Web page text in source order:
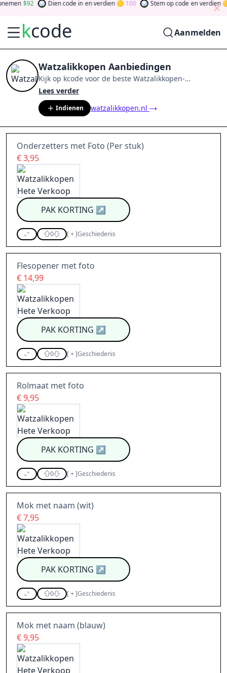
92 Dien code in en verdien 100 Stem op code en verdien
kcode Aanmelden
Watzalikkopen Aanbiedingen
Kijk op kcode voor de beste Watzalikkopen-
aanbiedingen van
community en verdien tokens door bij te dragen via
stemmen, testen, delen en meer. Drehen Sie den
Glücksklee und gewinnen Sie Geld
Lees verder
Indienen watzalikkopen.nl
Onderzetters met Foto (Per stuk)
€ 3,95
PAK KORTING ↗
0 [+]Geschiedenis
Flesopener met foto
€ 14,99
PAK KORTING ↗
0 [+]Geschiedenis
Rolmaat met foto
€ 9,95
PAK KORTING ↗
0 [+]Geschiedenis
Mok met naam (wit)
€ 7,95
PAK KORTING ↗
0 [+]Geschiedenis
Mok met naam (blauw)
€ 9,95